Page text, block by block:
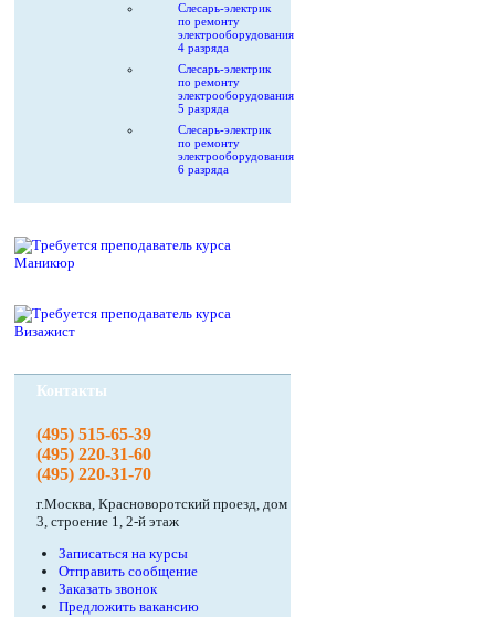
Слесарь-электрик
по ремонту
электрооборудования
4 разряда
Слесарь-электрик
по ремонту
электрооборудования
5 разряда
Слесарь-электрик
по ремонту
электрооборудования
6 разряда
Контакты
(495) 515-65-39
(495) 220-31-60
(495) 220-31-70
г.Москва, Красноворотский проезд, дом
3, строение 1, 2-й этаж
Записаться на курсы
Отправить сообщение
Заказать звонок
Предложить вакансию